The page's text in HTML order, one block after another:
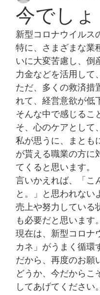
今でしょ
新型コロナウイルス
特に、さまざまな業
いに大変苦慮し、倒
力金などを活用して
ただ、多くの救済措
れて、経営意欲が低
そんな中で感じるこ
そ、心のケアとして
私が思うに、まとも
が貰える職業の方に
てくると思います。
言いかえれば、「こ
と。」と思われない
売上や努力している
も必要だと思います。
現在は、新型コロナ
カネ」がうまく循環
だから、再度のお願
どうか、今だからこ
してあげてください。